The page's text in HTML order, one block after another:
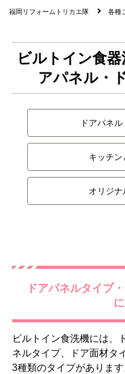
福岡リフォームトリカエ隊 各種
ビルトイン食
アパネル・
ドアパネ
キッチン
オリジ
ドアパネルタイプ
ビルトイン食洗機には、
ネルタイプ、ドア面材タ
3種類のタイプがありま